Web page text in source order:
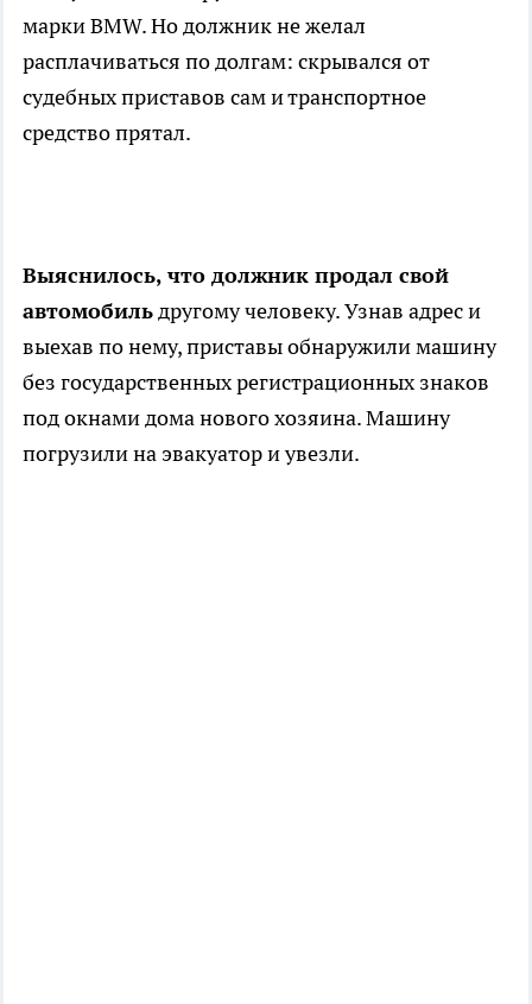
марки BMW. Но должник не желал
расплачиваться по долгам: скрывался от
судебных приставов сам и транспортное
средство прятал.
Выяснилось, что должник продал свой
автомобильдругому человеку. Узнав адрес и
выехав по нему, приставы обнаружили машину
без государственных регистрационных знаков
под окнами дома нового хозяина. Машину
погрузили на эвакуатор и увезли.